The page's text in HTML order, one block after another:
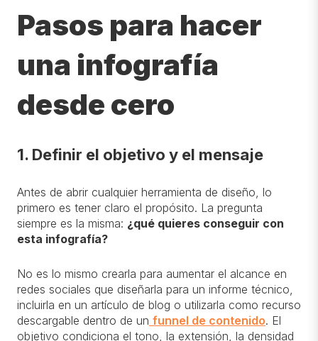
Pasos para hacer
una infografía
desde cero
1. Definir el objetivo y el mensaje
Antes de abrir cualquier herramienta de diseño, lo
primero es tener claro el propósito. La pregunta
siempre es la misma: ¿qué quieres conseguir con
esta infografía?
No es lo mismo crearla para aumentar el alcance en
redes sociales que diseñarla para un informe técnico,
incluirla en un artículo de blog o utilizarla como recurso
descargable dentro de un funnel de contenido. El
objetivo condiciona el tono, la extensión, la densidad